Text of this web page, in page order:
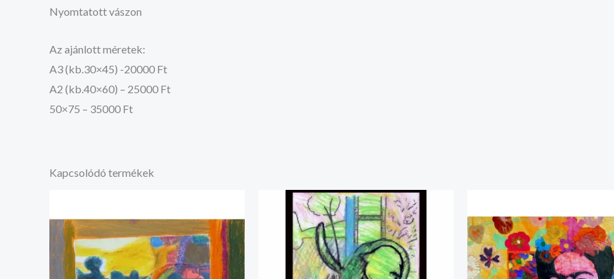
Nyomtatott vászon
Az ajánlott méretek:
A3 (kb.30×45) -20000 Ft
A2 (kb.40×60) – 25000 Ft
50×75 – 35000 Ft
Kapcsolódó termékek
-
35.000 Ft
Ártartomány:
20.000 Ft
35.000 Ft
-
35.000 Ft